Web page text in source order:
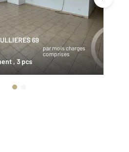
69
par mois charges
comprises
, 3 pcs